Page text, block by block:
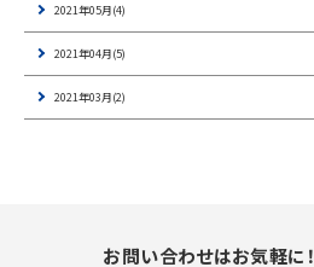
2021年05月(4)
2021年04月(5)
2021年03月(2)
お問い合わせはお気軽に！